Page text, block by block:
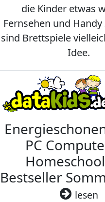
die Kinder etwas
Fernsehen und
sind Brettspiele
Idee.
PC
Bestseller
lesen